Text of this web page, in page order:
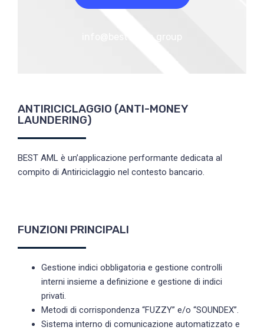
ANTIRICICLAGGIO (ANTI-MONEY
LAUNDERING)
BEST AML è un’applicazione performante dedicata al
compito di Antiriciclaggio nel contesto bancario.
FUNZIONI PRINCIPALI
Gestione indici obbligatoria e gestione controlli
interni insieme a definizione e gestione di indici
privati.
Metodi di corrispondenza “FUZZY” e/o “SOUNDEX”.
Sistema interno di comunicazione automatizzato e